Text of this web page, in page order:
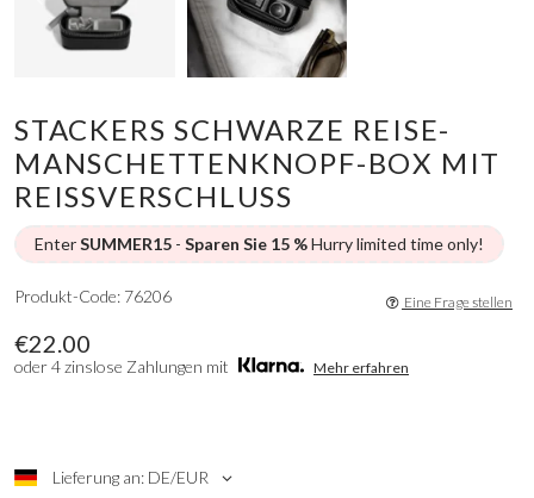
STACKERS SCHWARZE REISE-
MANSCHETTENKNOPF-BOX MIT
REISSVERSCHLUSS
EnterSUMMER15 - Sparen Sie 15 %Hurry limited time only!
€22.00
oder 4 zinslose Zahlungen mit Mehr erfahren
Lieferung an: DE/EUR
Produkt-Code: 76206 Eine Frage stellen